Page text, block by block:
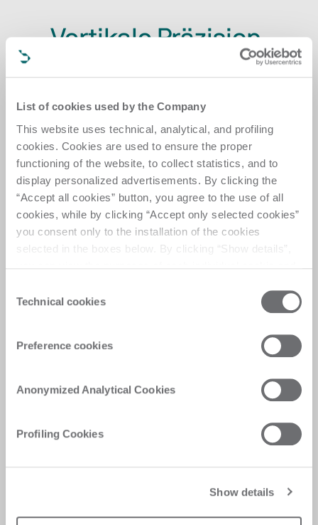
List of cookies used by the Company
This website uses technical, analytical, and profiling
cookies. Cookies are used to ensure the proper
functioning of the website, to collect statistics, and to
display personalized advertisements. By clicking the
“Accept all cookies” button, you agree to the use of all
cookies, while by clicking “Accept only selected cookies”
you consent only to the installation of the cookies
selected in the boxes below. By clicking “Show details”,
Click here to view the privacy policy.
Selection
Technical cookies
Preference cookies
Anonymized Analytical Cookies
Profiling Cookies
Show details
Vertikale Präzision,
geringer Platzbedarf:
Handwerksbetriebe
Kompakt und intuitiv: die vertikale Bohrlösung für
den modernen Handwerksbetrieb. Diese vielseitige
Maschine ist auf Präzision und Effizienz ausgelegt
und eignet sich optimal für wenig Platz in der
Werkstatt. Die Rover Drill Go liefert professionelle
Ergebnisse und ihr benutzerfreundliches Design
Präzision und Leichtigkeit gerecht zu werden.
Customer Care
Kundenspezifische Lösungen, schnelle und
effiziente Antworten, Digitalisierung der